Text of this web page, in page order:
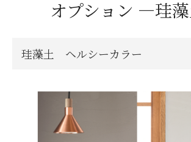
オプション ―珪
珪藻土 ヘルシーカラー